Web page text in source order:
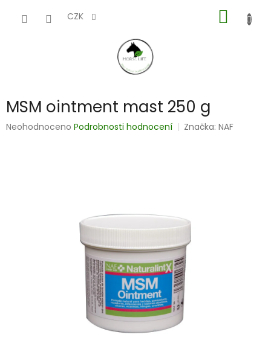
CZK
KOŠÍK
MSM ointment mast 250 g
Průměrné
Neohodnoceno Podrobnosti hodnocení Značka:NAF